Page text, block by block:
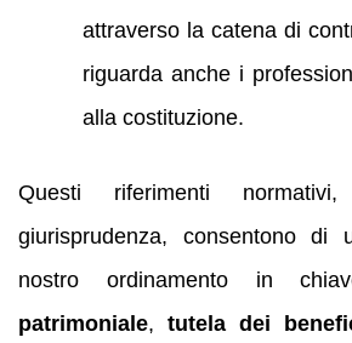
attraverso la catena di
riguarda anche i
alla costituzione.
Questi riferimenti
giurisprudenza, consentono
nostro ordinamento in
patrimoniale, tutela dei